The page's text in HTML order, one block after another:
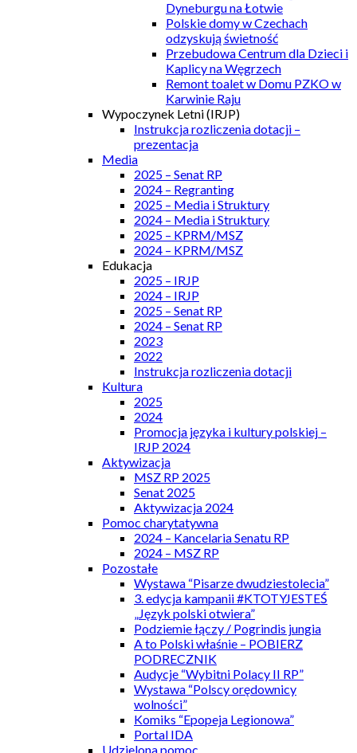
Dyneburgu na Łotwie
Polskie domy w Czechach
odzyskują świetność
Przebudowa Centrum dla Dzieci i
Kaplicy na Węgrzech
Remont toalet w Domu PZKO w
Karwinie Raju
Wypoczynek Letni (IRJP)
Instrukcja rozliczenia dotacji –
prezentacja
Media
2025 – Senat RP
2024 – Regranting
2025 – Media i Struktury
2024 – Media i Struktury
2025 – KPRM/MSZ
2024 – KPRM/MSZ
Edukacja
2025 – IRJP
2024 – IRJP
2025 – Senat RP
2024 – Senat RP
2023
2022
Instrukcja rozliczenia dotacji
Kultura
2025
2024
Promocja języka i kultury polskiej –
IRJP 2024
Aktywizacja
MSZ RP 2025
Senat 2025
Aktywizacja 2024
Pomoc charytatywna
2024 – Kancelaria Senatu RP
2024 – MSZ RP
Pozostałe
Wystawa “Pisarze dwudziestolecia”
3. edycja kampanii #KTOTYJESTEŚ
„Język polski otwiera”
Podziemie łączy / Pogrindis jungia
A to Polski właśnie – POBIERZ
PODRECZNIK
Audycje “Wybitni Polacy II RP”
Wystawa “Polscy orędownicy
wolności”
Komiks “Epopeja Legionowa”
Portal IDA
Udzielona pomoc